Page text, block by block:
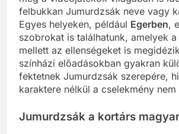
felbukkan Jumurdzsák neve vagy
Egyes helyeken, például Egerben,
szobrokat is találhatunk, amelyek
mellett az ellenségeket is
színházi előadásokban gyakran
fektetnek Jumurdzsák szerepére,
karaktere nélkül a cselekmény nem
Jumurdzsák a kortárs